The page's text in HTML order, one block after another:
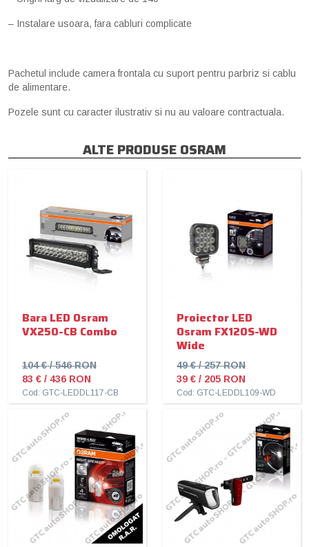
– Instalare usoara, fara cabluri complicate
Pachetul include camera frontala cu suport pentru parbriz si cablu
de alimentare.
Pozele sunt cu caracter ilustrativ si nu au valoare contractuala.
ALTE PRODUSE OSRAM
Bara LED Osram
VX250-CB Combo
104 € / 546 RON
83 € / 436 RON
Cod: GTC-LEDDL117-CB
Proiector LED
Osram FX120S-WD
Wide
49 € / 257 RON
39 € / 205 RON
Cod: GTC-LEDDL109-WD